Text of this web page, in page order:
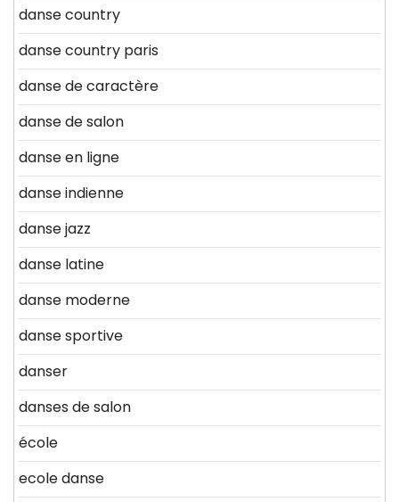
danse country
danse country paris
danse de caractère
danse de salon
danse en ligne
danse indienne
danse jazz
danse latine
danse moderne
danse sportive
danser
danses de salon
école
ecole danse